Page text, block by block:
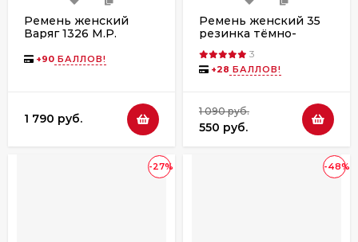
Ремень женский
Варяг 1326 M.P.
+90 БАЛЛОВ!
1 790 руб.
Ремень женский 35
резинка тёмно-
3
+28 БАЛЛОВ!
1 090 руб.
550 руб.
-27% -48%